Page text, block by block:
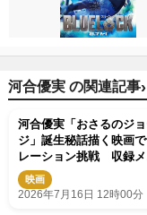
河合優実 の関連記事›
河合優実「おさるのジ
ジ」誕生秘話描く映画
レーション挑戦 収録メ
キング映像解禁
映画
2026年7月16日 12時00分